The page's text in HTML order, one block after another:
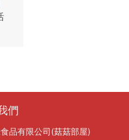
們
品有限公司(菇菇部屋)